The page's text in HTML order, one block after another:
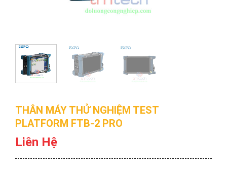
THÂN MÁY THỬ NGHIỆM TEST
PLATFORM FTB-2 PRO
Liên Hệ